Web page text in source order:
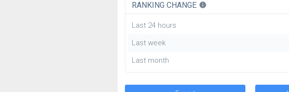
RANKING CHANGE info
Last 24 hours
Last week
Last month